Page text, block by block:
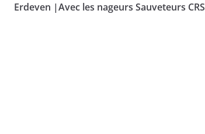
Erdeven |Avec les nageurs Sauveteurs CRS